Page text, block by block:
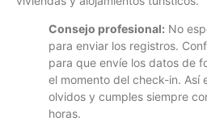
Consejo profesional: No
para enviar los registros.
para que envíe los datos de
el momento del check-in. Así
olvidos y cumples siempre
horas.